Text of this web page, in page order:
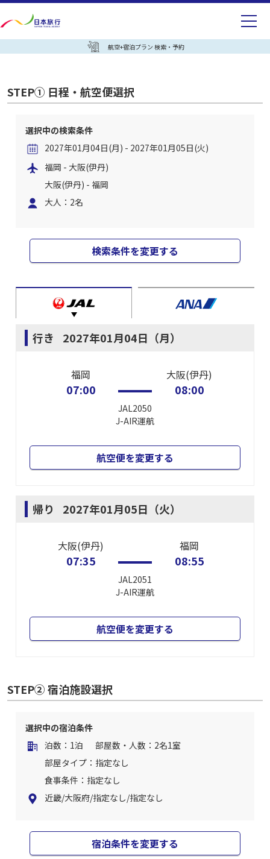
航空+宿泊プラン 検索・予約
STEP① 日程・航空便選択
選択中の検索条件
2027年01月04日(月) - 2027年01月05日(火)
福岡 - 大阪(伊丹)
大阪(伊丹) - 福岡
大人：2名
検索条件を変更する
行き 2027年01月04日（月）
福岡
07:00
JAL2050
J-AIR運航
大阪(伊丹)
08:00
航空便を変更する
帰り 2027年01月05日（火）
大阪(伊丹)
07:35
JAL2051
J-AIR運航
福岡
08:55
航空便を変更する
STEP② 宿泊施設選択
選択中の宿泊条件
泊数：1泊
部屋数・人数：2名1室
部屋タイプ：指定なし
食事条件：指定なし
近畿/大阪府/指定なし/指定なし
宿泊条件を変更する